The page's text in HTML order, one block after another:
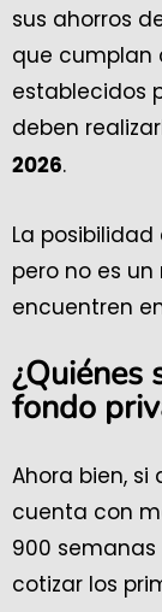
sus ahorros
que cumplan
establecidos
deben
2026.
La
pero no es
encuentren
¿Quiénes
fondo
Ahora bien, si
cuenta con
900
cotizar los